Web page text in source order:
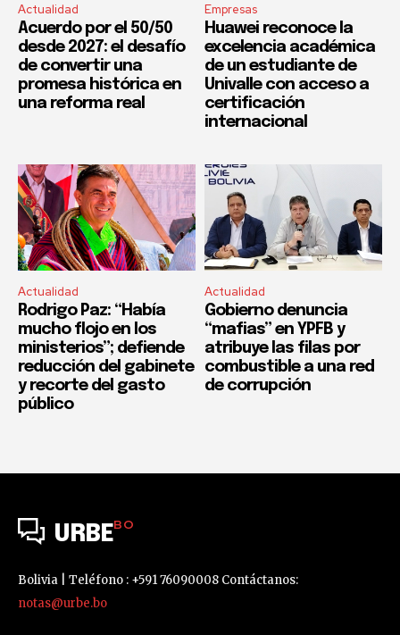
Actualidad
Acuerdo por el 50/50
desde 2027: el desafío
de convertir una
promesa histórica en
una reforma real
Empresas
Huawei reconoce la
excelencia académica
de un estudiante de
Univalle con acceso a
certificación
internacional
Actualidad
Rodrigo Paz: “Había
mucho flojo en los
ministerios”; defiende
reducción del gabinete
y recorte del gasto
público
Actualidad
Gobierno denuncia
“mafias” en YPFB y
atribuye las filas por
combustible a una red
de corrupción
URBEBO
Bolivia | Teléfono : +591 76090008 Contáctanos:
notas@urbe.bo